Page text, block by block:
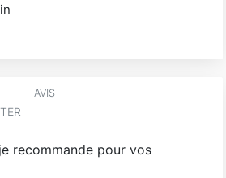
AVIS
recommande pour vos